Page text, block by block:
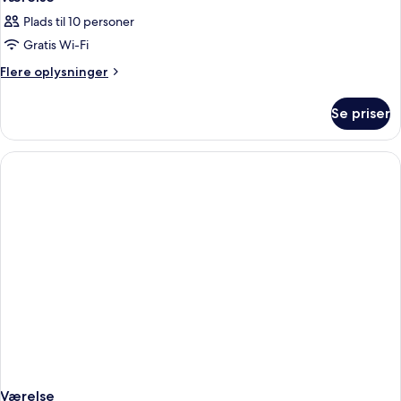
Plads til 10 personer
Gratis Wi-Fi
Flere oplysninger
Flere
Se priser
Værelse